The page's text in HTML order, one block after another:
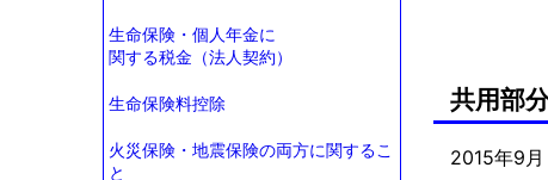
生命保険・個人年金に
関する税金（法人契約）
生命保険料控除
火災保険・地震保険の両方に関するこ
と
共用部
2015年9